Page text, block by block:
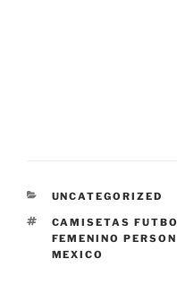
CATEGORÍAS
UNCATEGORIZED
ETIQUETAS
CAMISETAS
FEMENINO
MEXICO